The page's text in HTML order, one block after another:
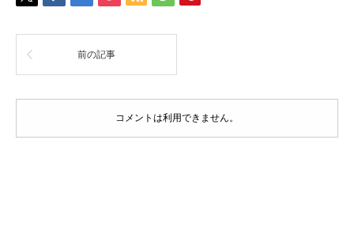
前の記事
コメントは利用できません。